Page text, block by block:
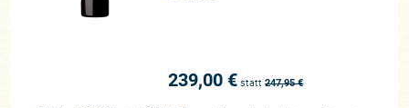
239,00 € statt 247,95€